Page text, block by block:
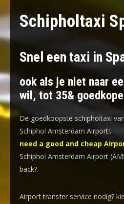
Schipholtaxi
Snel een taxi in
ook als je niet naar
wil, tot 35&
De goedkoopste schipholtaxi
Schiphol Amsterdam Airport!.
need a good and cheap
Schiphol Amsterdam Airport
back?
Airport transfer service nodig?